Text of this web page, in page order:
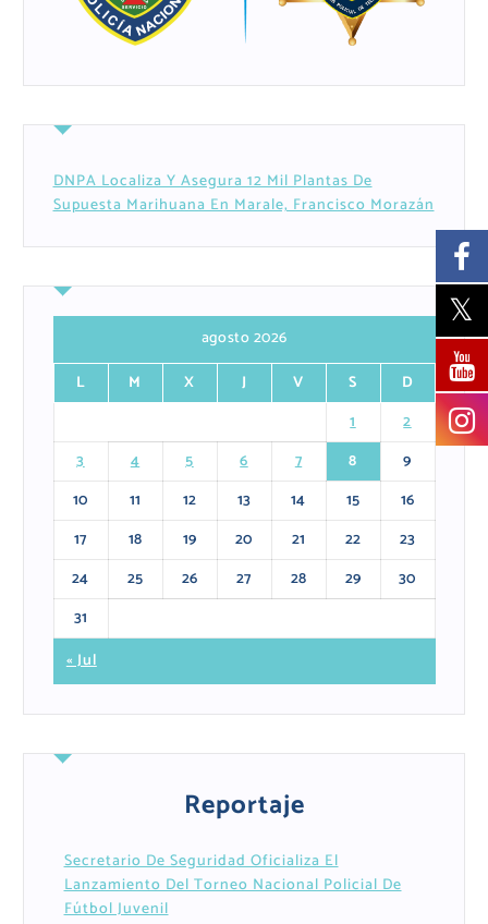
DNPA Localiza Y Asegura 12 Mil Plantas De
Supuesta Marihuana En Marale, Francisco Morazán
agosto 2026
L
M X J V S
D
1
2
3
4 5 6 7 8
9
10
11 12 13 14 15
16
17
18 19 20 21 22
23
24
25 26 27 28 29
30
31
« Jul
Reportaje
Secretario De Seguridad Oficializa El
Lanzamiento Del Torneo Nacional Policial De
Fútbol Juvenil